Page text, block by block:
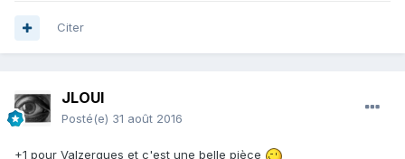
Citer
JLOUI
Posté(e) 31 août 2016
+1 pour Valzergues et c'est une belle pièce